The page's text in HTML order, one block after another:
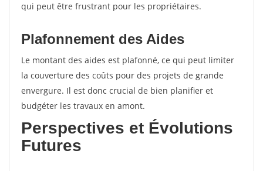
qui peut être frustrant pour les propriétaires.
Plafonnement des Aides
Le montant des aides est plafonné, ce qui peut limiter
la couverture des coûts pour des projets de grande
envergure. Il est donc crucial de bien planifier et
budgéter les travaux en amont.
Perspectives et Évolutions
Futures